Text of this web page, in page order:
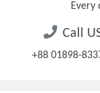
Every
Call
+88 01898-